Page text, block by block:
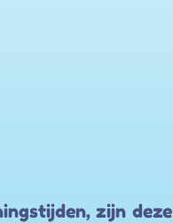
zijn deze